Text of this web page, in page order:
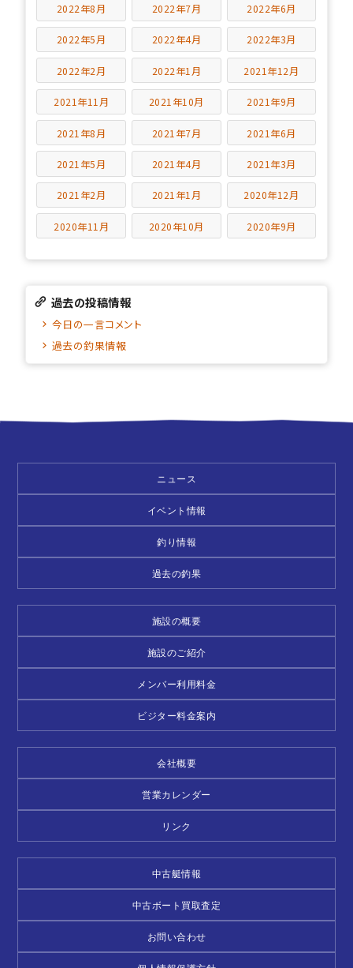
2022年8月 2022年7月 2022年6月
2022年5月 2022年4月 2022年3月
2022年2月 2022年1月 2021年12月
2021年11月 2021年10月 2021年9月
2021年8月 2021年7月 2021年6月
2021年5月 2021年4月 2021年3月
2021年2月 2021年1月 2020年12月
2020年11月 2020年10月 2020年9月
過去の投稿情報
今日の一言コメント
過去の釣果情報
ニュース
イベント情報
釣り情報
過去の釣果
施設の概要
施設のご紹介
メンバー利用料金
ビジター料金案内
会社概要
営業カレンダー
リンク
中古艇情報
中古ボート買取査定
お問い合わせ